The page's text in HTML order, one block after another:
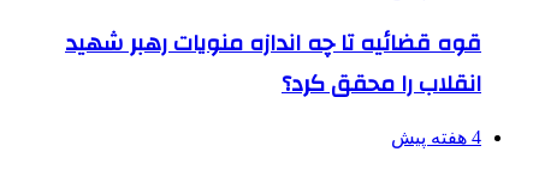
قوه قضائیه تا چه اندازه منویات رهبر شهید
انقلاب را محقق کرد؟
4 هفته پیش